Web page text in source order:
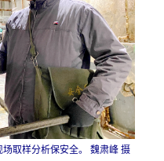
取样分析保安全。 魏肃峰 摄